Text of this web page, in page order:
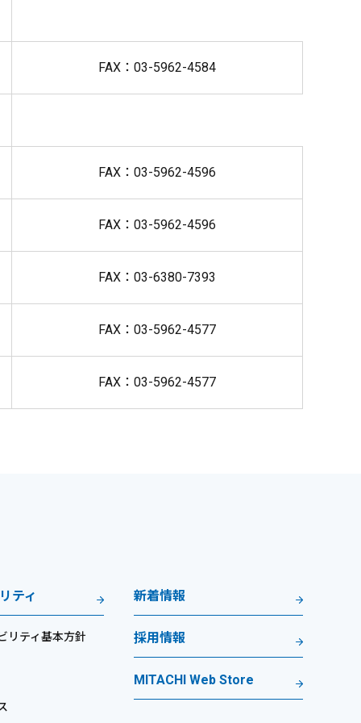
FAX：03-5962-4584
FAX：03-5962-4596
FAX：03-5962-4596
FAX：03-6380-7393
FAX：03-5962-4577
FAX：03-5962-4577
ティ
リティ基本方針
新着情報
採用情報
MITACHI Web Store